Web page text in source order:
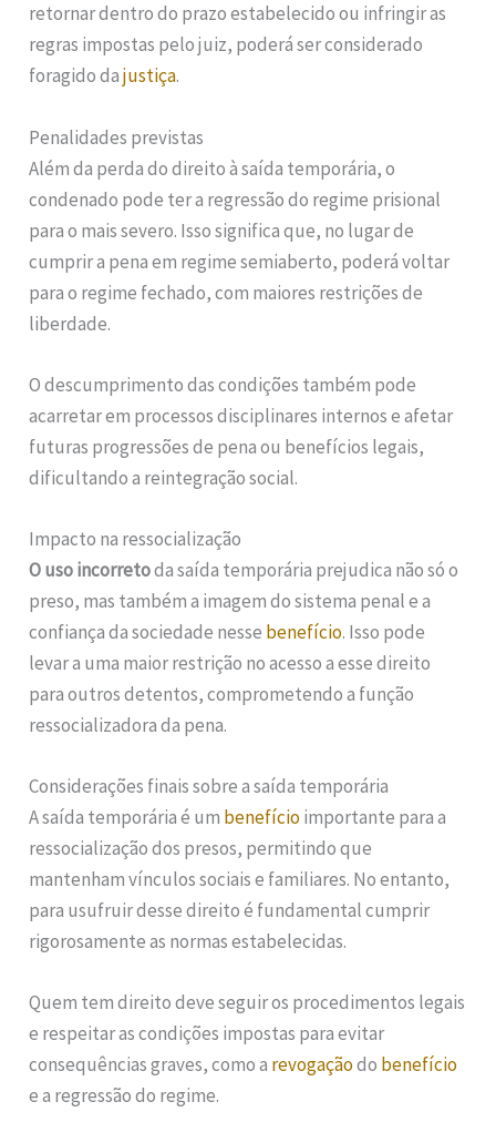
retornar dentro do prazo estabelecido ou infringir as
regras impostas pelo juiz, poderá ser considerado
foragido dajustiça.
Penalidades previstas
Além da perda do direito à saída temporária, o
condenado pode ter a regressão do regime prisional
para o mais severo. Isso significa que, no lugar de
cumprir a pena em regime semiaberto, poderá voltar
para o regime fechado, com maiores restrições de
liberdade.
O descumprimento das condições também pode
acarretar em processos disciplinares internos e afetar
futuras progressões de pena ou benefícios legais,
dificultando a reintegração social.
Impacto na ressocialização
O uso incorretoda saída temporária prejudica não só o
preso, mas também a imagem do sistema penal e a
confiança da sociedade nesse benefício. Isso pode
levar a uma maior restrição no acesso a esse direito
para outros detentos, comprometendo a função
ressocializadora da pena.
Considerações finais sobre a saída temporária
A saída temporária é um benefícioimportante para a
ressocialização dos presos, permitindo que
mantenham vínculos sociais e familiares. No entanto,
para usufruir desse direito é fundamental cumprir
rigorosamente as normas estabelecidas.
Quem tem direito deve seguir os procedimentos legais
e respeitar as condições impostas para evitar
consequências graves, como a revogaçãodo benefício
e a regressão do regime.